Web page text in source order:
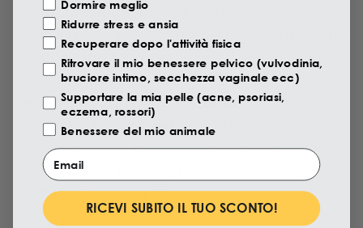
rappresentano una grande risorsa nel
contrastare le infiammazioni arteriose che
purtroppo affliggono molti malati di
diabete;
Interagendo con ilsistema
endocannabinoide, il CBD aiuta a
potenziarne le funzioni e a renderlo, così,
più efficace nel regolare il livello degli
zuccheri nel sangue.
Motivazione Visita
Dormire meglio
Ridurre stress e ansia
Recuperare dopo l'attività fisica
Ritrovare il mio benessere pelvico (vulvodinia,
bruciore intimo, secchezza vaginale ecc)
Supportare la mia pelle (acne, psoriasi,
eczema, rossori)
Benessere del mio animale
Email
RICEVI SUBITO IL TUO SCONTO!